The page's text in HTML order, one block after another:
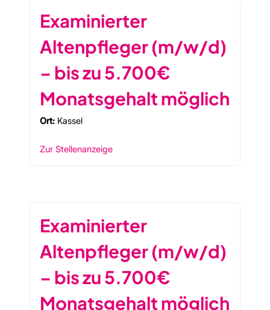
Examinierter
Altenpfleger (m/w/d)
– bis zu 5.700€
Monatsgehalt möglich
Ort: Kassel
Zur Stellenanzeige
Examinierter
Altenpfleger (m/w/d)
– bis zu 5.700€
Monatsgehalt möglich